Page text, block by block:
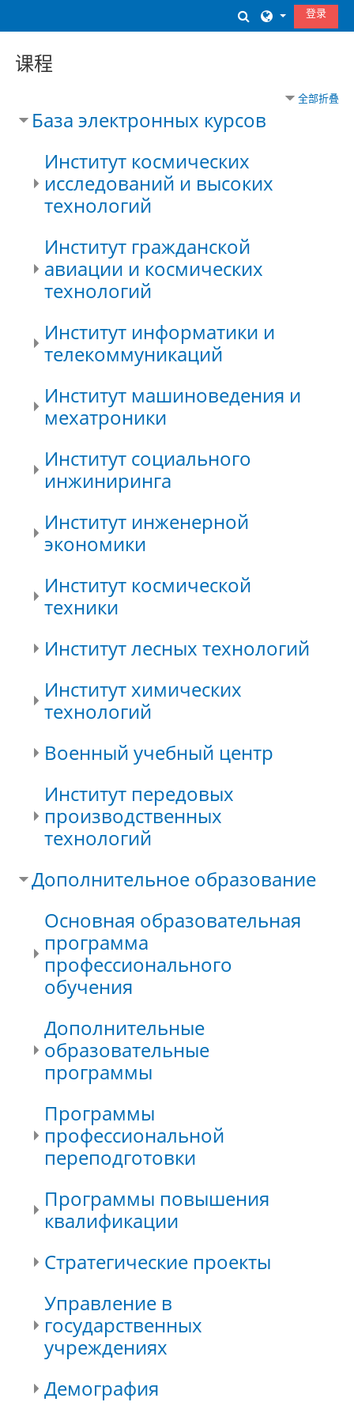
切换搜索输入
登录
课程
全部折叠
База электронных курсов
Институт космических
исследований и высоких
технологий
Институт гражданской
авиации и космических
технологий
Институт информатики и
телекоммуникаций
Институт машиноведения и
мехатроники
Институт социального
инжиниринга
Институт инженерной
экономики
Институт космической
техники
Институт лесных технологий
Институт химических
технологий
Военный учебный центр
Институт передовых
производственных
технологий
Дополнительное образование
Основная образовательная
программа
профессионального
обучения
Дополнительные
образовательные
программы
Программы
профессиональной
переподготовки
Программы повышения
квалификации
Стратегические проекты
Управление в
государственных
учреждениях
Демография